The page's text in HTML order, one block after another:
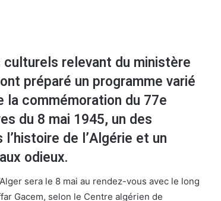
relevant du ministère
préparé un programme varié
la commémoration du 77e
du 8 mai 1945, un des
de l’Algérie et un
odieux.
sera le 8 mai au rendez-vous avec le long
Gacem, selon le Centre algérien de